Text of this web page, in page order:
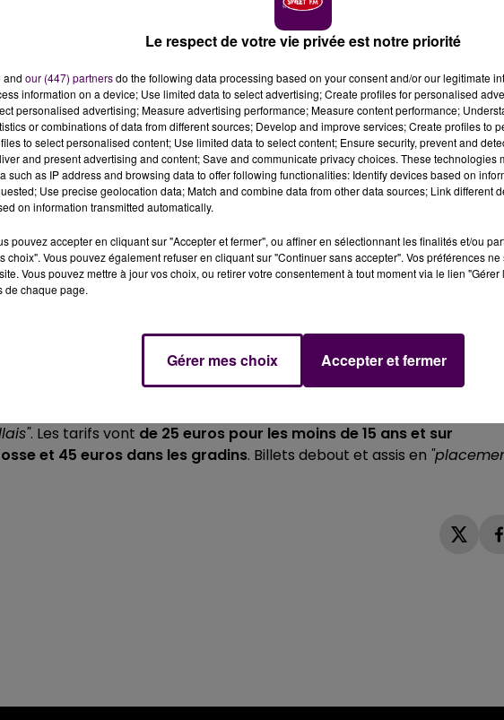
Borderie / crédit photo : IAM
d'Argent" vont être conquis : Akhenaton et les siens feront
de-Paume figure parmi la trentaine de dates prévues par IAM.
les ados des années 90 et 2000,"L'Ecole du Micro-d'Argent",
de rap français jamais réalisé, reste l'oeuvre emblématique
et Kephren
les cinq comparses du groupeIAMse sont fait plus rares
comme à Blois, où une date est annoncéedans la salle du Jeu-de-
GRADINS
2024
, avec une première partie -non encore attribuée- à 21h et une
vient de démarrer pour ce concert exceptionnel organisé par le
. Les tarifs vont de 25 euros pour les moins de 15 ans et sur
et 45 euros dans les gradins. Billets debout et assis en
Le respect de votre vie privée est notre priorité
and our (447) partnersdo the following data processing based on your consent and/or our legitimate
information on a device; Use limited data to select advertising; Create profiles for personalised
personalised advertising; Measure advertising performance; Measure content performance;
or combinations of data from different sources; Develop and improve services; Create profiles to
to select personalised content; Use limited data to select content; Ensure security, prevent and
and present advertising and content; Save and communicate privacy choices. These technologies
such as IP address and browsing data to offer following functionalities: Identify devices based on
Use precise geolocation data; Match and combine data from other data sources; Link different
on information transmitted automatically.
pouvez accepter en cliquant sur "Accepter et fermer", ou affiner en sélectionnant les finalités et/ou
choix". Vous pouvez également refuser en cliquant sur "Continuer sans accepter". Vos préférences
Vous pouvez mettre à jour vos choix, ou retirer votre consentement à tout moment via le lien
de chaque page.
Gérer mes choix Accepter et fermer